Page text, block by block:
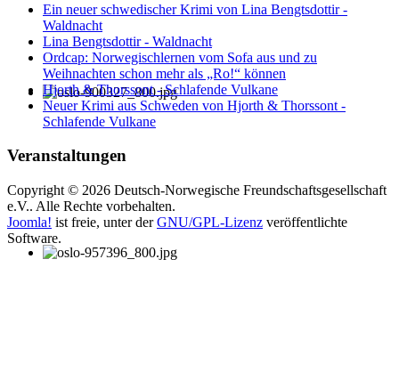
Ein neuer schwedischer Krimi von Lina Bengtsdottir -
Waldnacht
Lina Bengtsdottir - Waldnacht
Ordcap: Norwegischlernen vom Sofa aus und zu
Weihnachten schon mehr als „Ro!“ können
Hjorth & Thorssont - Schlafende Vulkane
Neuer Krimi aus Schweden von Hjorth & Thorssont -
Schlafende Vulkane
Veranstaltungen
Copyright © 2026 Deutsch-Norwegische Freundschaftsgesellschaft
e.V.. Alle Rechte vorbehalten.
Joomla! ist freie, unter derGNU/GPL-Lizenz veröffentlichte
Software.